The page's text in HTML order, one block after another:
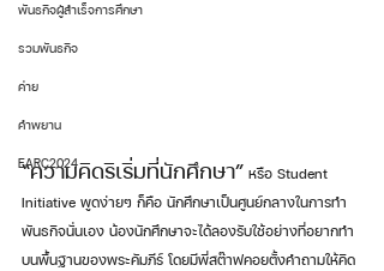
พันธกิจผู้สำเร็จการศึกษา
รวมพันธกิจ
ค่าย
คำพยาน
EARC2024
“ความคิดริเริ่มที่นักศึกษา” หรือ Student
Initiative พูดง่ายๆ ก็คือ นักศึกษาเป็นศูนย์กลางในการทำ
พันธกิจนั่นเอง น้องนักศึกษาจะได้ลองรับใช้อย่างที่อยากทำ
บนพื้นฐานของพระคัมภีร์ โดยมีพี่สต๊าฟคอยตั้งคำถามให้คิด